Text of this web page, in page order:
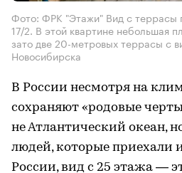
Фото: ФРК "Этажи" Вид с террасы
17/2. В этой квартине небольшая
зато две 20-метровых террасы с
Новосибирска
В России несмотря на
сохраняют «родовые
не Атлантический океан,
людей, которые приехали
России, вид с 25 этажа —